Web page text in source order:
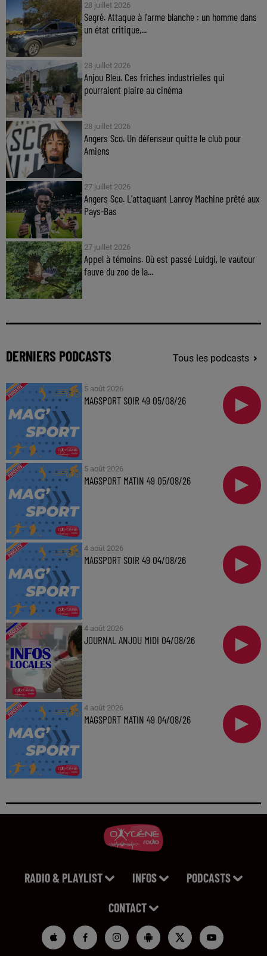
28 juillet 2026
Segré. Attaque à l'arme blanche : un homme dans
un état critique,...
28 juillet 2026
Anjou Bleu. Ces friches industrielles qui
pourraient plaire au cinéma
28 juillet 2026
Angers Sco. Un défenseur quitte le club pour
Amiens
27 juillet 2026
Angers Sco. L'attaquant Lanroy Machine prêté aux
Pays-Bas
27 juillet 2026
Appel à témoins. Où est passé Luidgi, le vautour
fauve du zoo de la...
DERNIERS PODCASTS Tous les podcasts
5 août 2026
MAGSPORT SOIR 49 05/08/26
5 août 2026
MAGSPORT MATIN 49 05/08/26
4 août 2026
MAGSPORT SOIR 49 04/08/26
4 août 2026
JOURNAL ANJOU MIDI 04/08/26
4 août 2026
MAGSPORT MATIN 49 04/08/26
RADIO & PLAYLIST INFOS PODCASTS
CONTACT